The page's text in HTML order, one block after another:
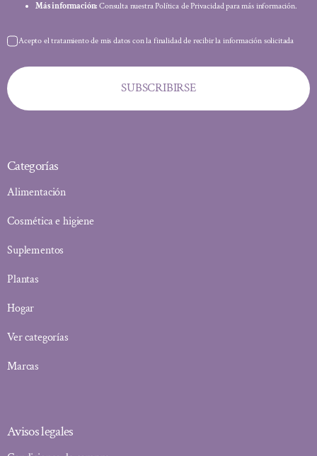
Más información: Consulta nuestra Política de Privacidad para más información.
Acepto el tratamiento de mis datos con la finalidad de recibir la información solicitada
SUBSCRIBIRSE
Categorías
Alimentación
Cosmética e higiene
Suplementos
Plantas
Hogar
Ver categorías
Marcas
Avisos legales